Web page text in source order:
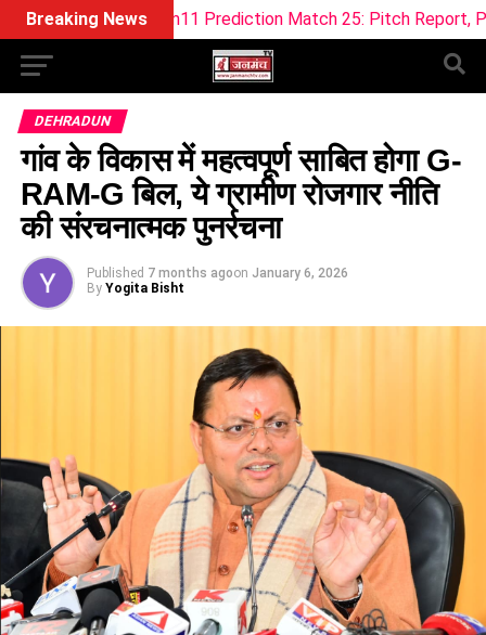
Breaking News
Dream11 Prediction Match 25: Pitch Report, Playing 11 &
DEHRADUN
गांव के विकास में महत्वपूर्ण साबित होगा G-
RAM-G बिल, ये ग्रामीण रोजगार नीति
की संरचनात्मक पुनर्रचना
Published 7 months agoon January 6, 2026
By Yogita Bisht